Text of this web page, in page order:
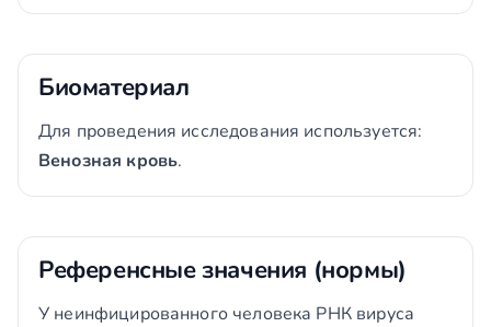
Биоматериал
Для проведения исследования используется:
Венозная кровь.
Референсные значения (нормы)
У неинфицированного человека РНК вируса